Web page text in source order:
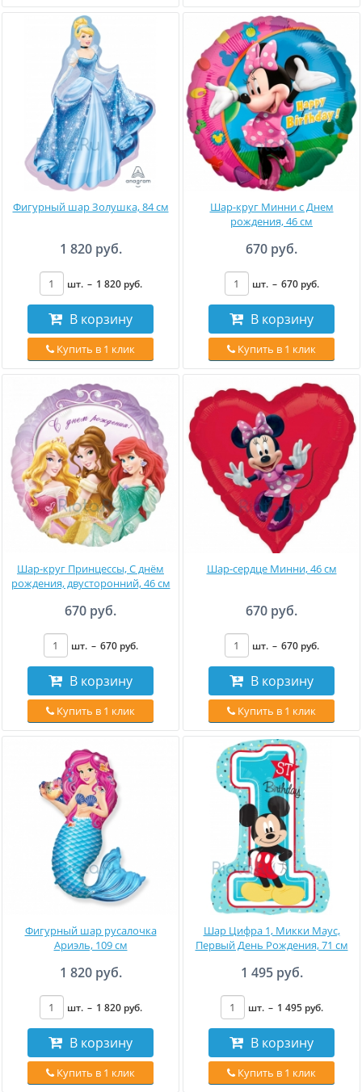
Фигурный шар Золушка, 84 см
1 820 руб.
шт. – 1 820 руб.
В корзину
Купить в 1 клик
Шар-круг Минни с Днем
рождения, 46 см
670 руб.
шт. – 670 руб.
В корзину
Купить в 1 клик
Шар-круг Принцессы, С днём
рождения, двусторонний, 46 см
670 руб.
шт. – 670 руб.
В корзину
Купить в 1 клик
Шар-сердце Минни, 46 см
670 руб.
шт. – 670 руб.
В корзину
Купить в 1 клик
Фигурный шар русалочка
Ариэль, 109 см
1 820 руб.
шт. – 1 820 руб.
В корзину
Купить в 1 клик
Шар Цифра 1, Микки Маус,
Первый День Рождения, 71 см
1 495 руб.
шт. – 1 495 руб.
В корзину
Купить в 1 клик